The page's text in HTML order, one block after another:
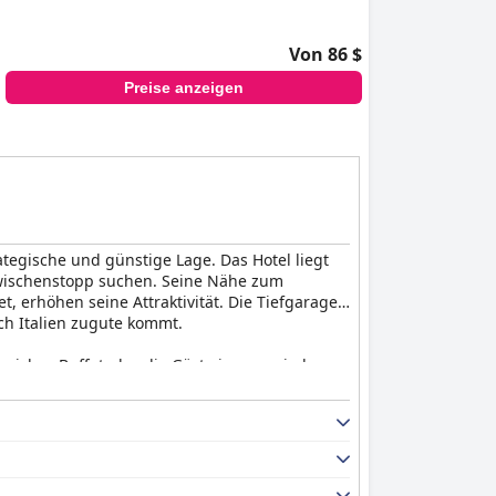
Von 86 $
Preise anzeigen
und günstige Lage. Das Hotel liegt
suchen. Seine Nähe zum
erhöhen seine Attraktivität. Die Tiefgarage
Italien zugute kommt.
Buffet, das die Gäste immer wieder
als auch hochwertig. Das gemütliche
einige Gäste kleinere Probleme mit dem
die Qualität der Snacks und der